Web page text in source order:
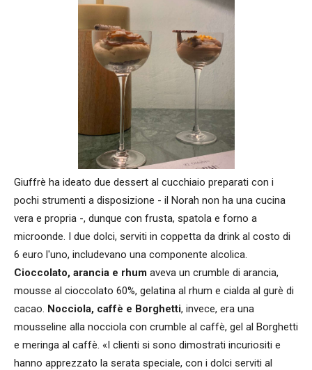
Giuffrè ha ideato due dessert al cucchiaio preparati con i
pochi strumenti a disposizione - il Norah non ha una cucina
vera e propria -, dunque con frusta, spatola e forno a
microonde. I due dolci, serviti in coppetta da drink al costo di
6 euro l'uno, includevano una componente alcolica.
Cioccolato, arancia e rhum aveva un crumble di arancia,
mousse al cioccolato 60%, gelatina al rhum e cialda al gurè di
cacao. Nocciola, caffè e Borghetti, invece, era una
mousseline alla nocciola con crumble al caffè, gel al Borghetti
e meringa al caffè. «I clienti si sono dimostrati incuriositi e
hanno apprezzato la serata speciale, con i dolci serviti al